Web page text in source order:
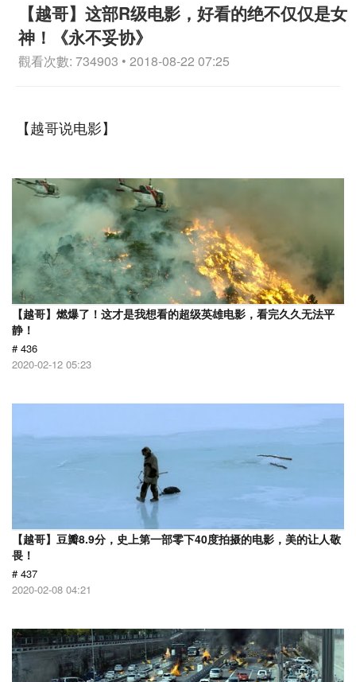
【越哥】这部R级电影，好看的绝不仅仅是女
神！《永不妥协》
觀看次數: 734903 • 2018-08-22 07:25
【越哥说电影】
【越哥】燃爆了！这才是我想看的超级英雄电影，看完久久无法平
静！
# 436
2020-02-12 05:23
【越哥】豆瓣8.9分，史上第一部零下40度拍摄的电影，美的让人敬
畏！
# 437
2020-02-08 04:21